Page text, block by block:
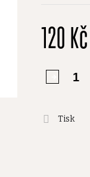
0,0
120 Kč
Tisk